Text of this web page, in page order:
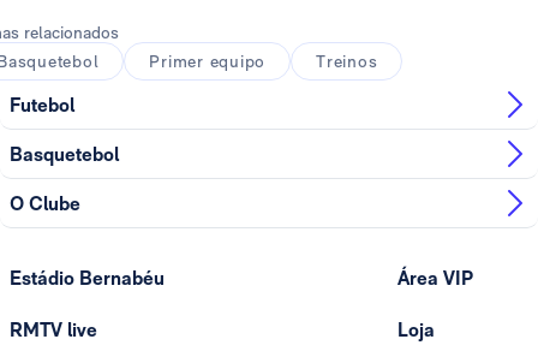
relacionados
Primer equipo Treinos
Futebol
Basquetebol
O Clube
Estádio Bernabéu
RMTV live
Área VIP
Loja